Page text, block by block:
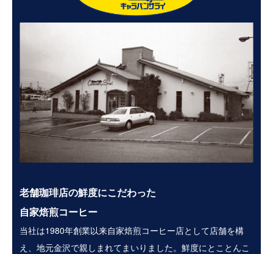
老舗珈琲店の鮮度にこだわった
自家焙煎コーヒー
当社は1980年創業以来自家焙煎コーヒー店として店舗を構
え、地元金沢で親しまれてまいりました。鮮度にとことんこ